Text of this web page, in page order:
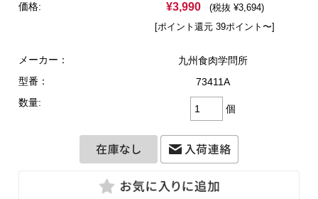
価格: ¥3,990
(税抜 ¥3,694)
[ポイント還元 39ポイント〜]
メーカー：
九州食肉学問所
型番：
73411A
数量:
個